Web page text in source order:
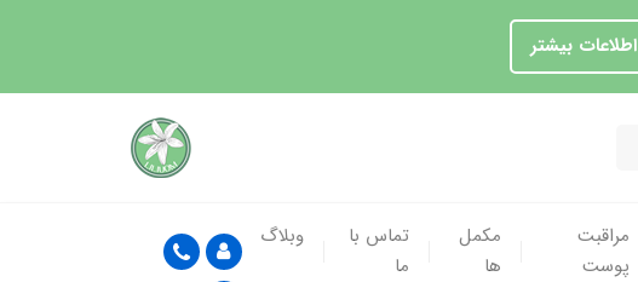
اطلاعات بیشتر
مراقبت
پوست
مکمل
ها
تماس با
ما
وبلاگ